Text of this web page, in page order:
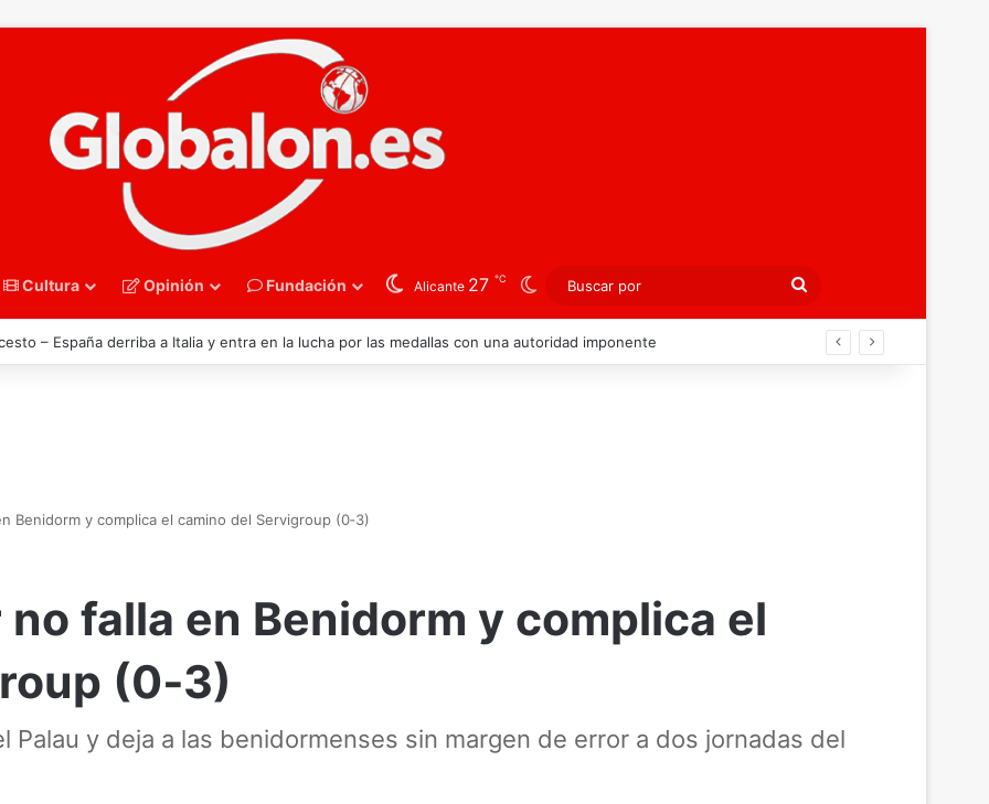
Cultura Opinión Fundación Alicante 27 ℃ Switch skin
por
– Torrevieja se convierte en el gran escaparate nacional del beach sprint
Benidorm y complica el camino del Servigroup (0‑3)
no falla en Benidorm y complica el
(0‑3)
Palau y deja a las benidormenses sin margen de error a dos jornadas del